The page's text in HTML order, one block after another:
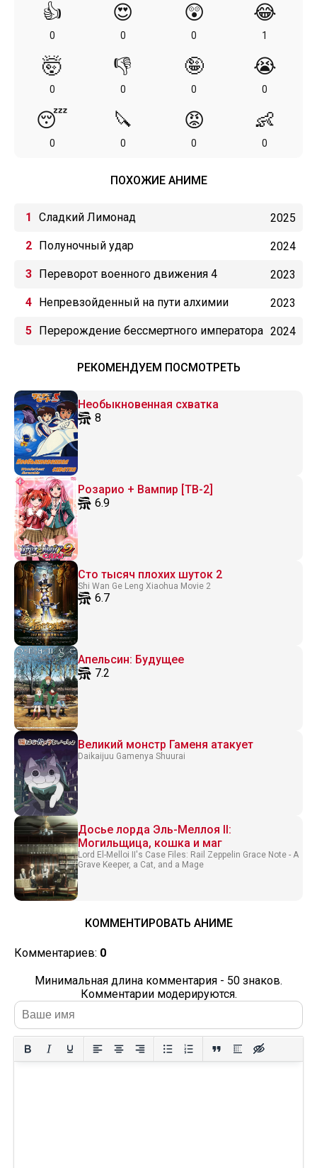
👍
0
😍
0
😲
0
😂
1
🤯
0
👎
0
🤪
0
😭
0
😴
0
🔪
0
😡
0
👶
0
ПОХОЖИЕ АНИМЕ
Сладкий Лимонад 2025
Полуночный удар 2024
Переворот военного движения 4 2023
Непревзойденный на пути алхимии 2023
Перерождение бессмертного императора 2024
РЕКОМЕНДУЕМ ПОСМОТРЕТЬ
Необыкновенная схватка
8
Розарио + Вампир [ТВ-2]
6.9
Сто тысяч плохих шуток 2
Shi Wan Ge Leng Xiaohua Movie 2
6.7
Апельсин: Будущее
7.2
Великий монстр Гаменя атакует
Daikaijuu Gamenya Shuurai
Досье лорда Эль-Меллоя II:
Могильщица, кошка и маг
Lord El-Melloi II's Case Files: Rail Zeppelin Grace Note - A
Grave Keeper, a Cat, and a Mage
КОММЕНТИРОВАТЬ АНИМЕ
Комментариев: 0
Минимальная длина комментария - 50 знаков.
Комментарии модерируются.